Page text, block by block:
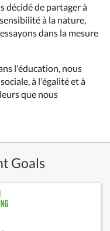
décidé de partager à
à la nature,
dans la mesure
l'éducation, nous
à l'égalité et à
que nous
Goals